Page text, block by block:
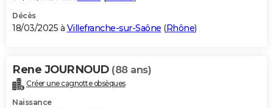
Décès
18/03/2025 à Villefranche-sur-Saône (Rhône)
Rene JOURNOUD (88 ans)
Créer une cagnotte obsèques
Naissance